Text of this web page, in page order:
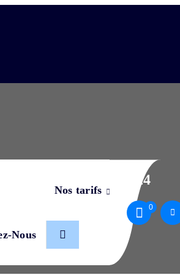
Nous
Nos tarifs
0
15 novembre 2024
::novembre 15